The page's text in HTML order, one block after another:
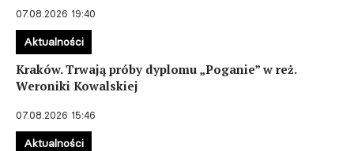
07.08.2026 19:40
Kraków. Trwają próby dyplomu „Poganie” w reż.
Weroniki Kowalskiej
07.08.2026 15:46
Aktualności
Aktualności